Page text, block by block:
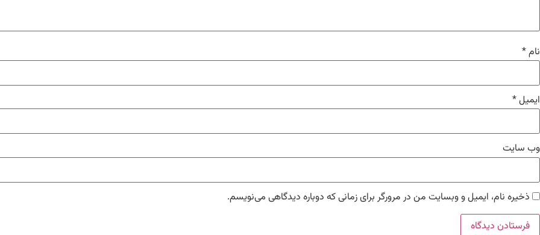
نام*
ایمیل*
وب‌ سایت
ذخیره نام، ایمیل و وبسایت من در مرورگر برای زمانی که دوباره دیدگاهی می‌نویسم.